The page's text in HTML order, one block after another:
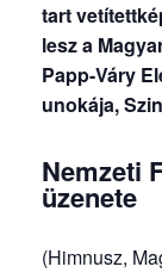
tart
lesz a
Papp-Váry
unokája,
Nemzeti
üzenete
(Himnusz,